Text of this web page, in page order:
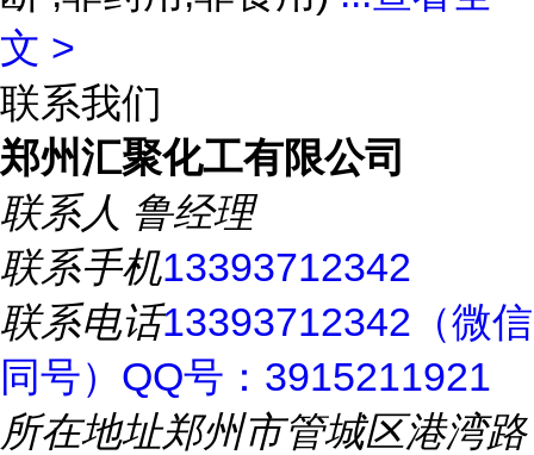
文 >
联系我们
郑州汇聚化工有限公司
联系人 鲁经理
联系手机13393712342
联系电话13393712342（微信
同号）QQ号：3915211921
所在地址郑州市管城区港湾路